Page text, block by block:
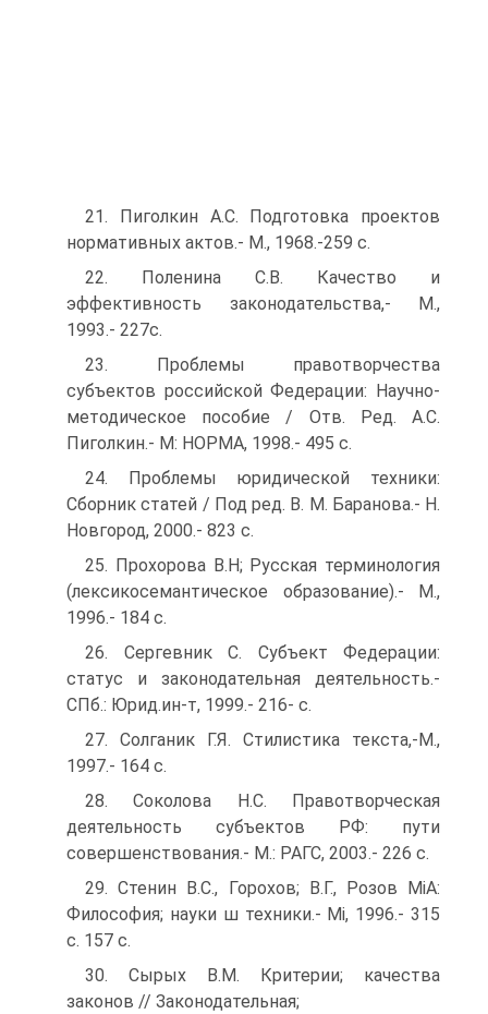
21. Пиголкин А.С. Подготовка проектов
нормативных актов.- M., 1968.-259 с.
22. Поленина С.В. Качество и
эффективность законодательства,- M.,
1993.- 227с.
23. Проблемы правотворчества
субъектов российской Федерации: Научно-
методическое пособие / Отв. Ред. А.С.
Пиголкин.- М: НОРМА, 1998.- 495 с.
24. Проблемы юридической техники:
Сборник статей / Под ред. В. М. Баранова.- Н.
Новгород, 2000.- 823 с.
25. Прохорова В.Н; Русская терминология
(лексикосемантическое образование).- M.,
1996.- 184 с.
26. Сергевник С. Субъект Федерации:
статус и законодательная деятельность.-
СПб.: Юрид.ин-т, 1999.- 216- с.
27. Солганик Г.Я. Стилистика текста,-M.,
1997.- 164 с.
28. Соколова Н.С. Правотворческая
деятельность субъектов РФ: пути
совершенствования.- M.: РАГС, 2003.- 226 с.
29. Стенин В.С., Горохов; В.Г., Розов MiA:
Философия; науки ш техники.- Mi, 1996.- 315
с. 157 с.
30. Сырых В.М. Критерии; качества
законов // Законодательная;